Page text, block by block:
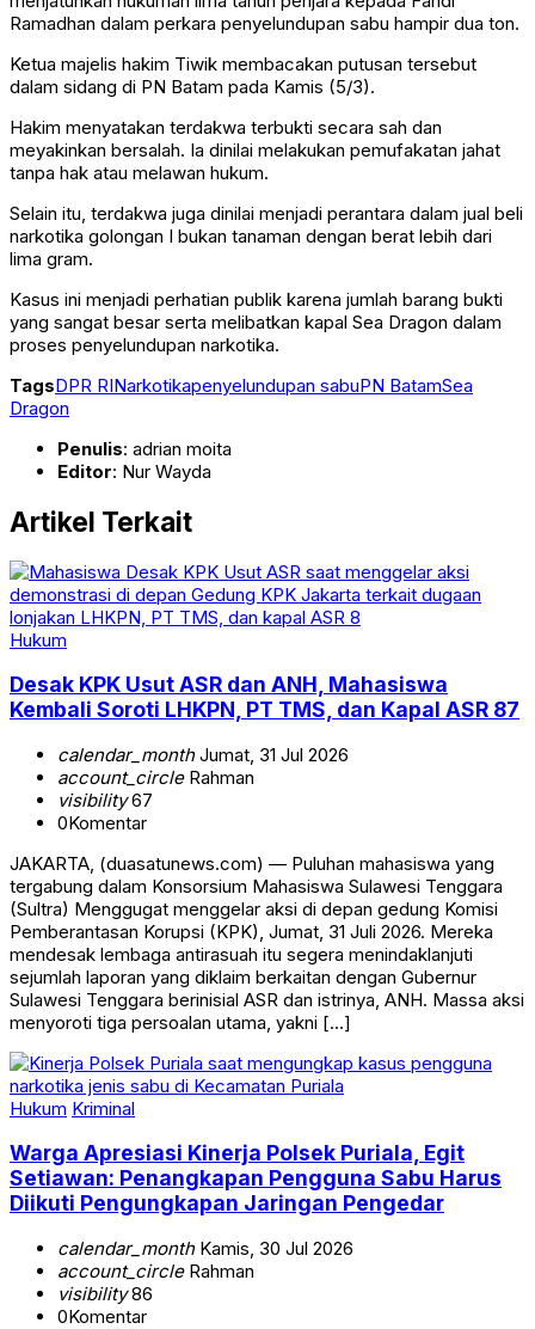
Ramadhan dalam perkara penyelundupan sabu hampir dua ton.
Ketua majelis hakim Tiwik membacakan putusan tersebut
dalam sidang di PN Batam pada Kamis (5/3).
Hakim menyatakan terdakwa terbukti secara sah dan
meyakinkan bersalah. Ia dinilai melakukan pemufakatan jahat
tanpa hak atau melawan hukum.
Selain itu, terdakwa juga dinilai menjadi perantara dalam jual beli
narkotika golongan I bukan tanaman dengan berat lebih dari
lima gram.
Kasus ini menjadi perhatian publik karena jumlah barang bukti
yang sangat besar serta melibatkan kapal Sea Dragon dalam
proses penyelundupan narkotika.
TagsDPR RINarkotikapenyelundupan sabuPN BatamSea
Dragon
Penulis: adrian moita
Editor: Nur Wayda
Artikel Terkait
Hukum
Desak KPK Usut ASR dan ANH, Mahasiswa
Kembali Soroti LHKPN, PT TMS, dan Kapal ASR 87
calendar_monthJumat, 31 Jul 2026
account_circleRahman
visibility67
0Komentar
JAKARTA, (duasatunews.com) — Puluhan mahasiswa yang
tergabung dalam Konsorsium Mahasiswa Sulawesi Tenggara
(Sultra) Menggugat menggelar aksi di depan gedung Komisi
Pemberantasan Korupsi (KPK), Jumat, 31 Juli 2026. Mereka
mendesak lembaga antirasuah itu segera menindaklanjuti
sejumlah laporan yang diklaim berkaitan dengan Gubernur
Sulawesi Tenggara berinisial ASR dan istrinya, ANH. Massa aksi
menyoroti tiga persoalan utama, yakni […]
Hukum Kriminal
Warga Apresiasi Kinerja Polsek Puriala, Egit
Setiawan: Penangkapan Pengguna Sabu Harus
Diikuti Pengungkapan Jaringan Pengedar
calendar_monthKamis, 30 Jul 2026
account_circleRahman
visibility86
0Komentar